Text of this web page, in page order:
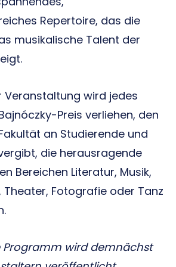
Repertoire, das die
musikalische Talent der
Veranstaltung wird jedes
Preis verliehen, den
an Studierende und
die herausragende
Bereichen Literatur, Musik,
Theater, Fotografie oder Tanz
Programm wird demnächst